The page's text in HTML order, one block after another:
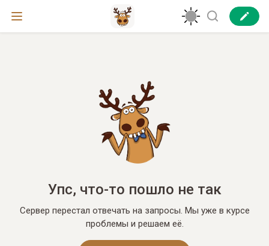
Упс, что-то пошло не так
Сервер перестал отвечать на запросы. Мы уже в курсе
проблемы и решаем её.